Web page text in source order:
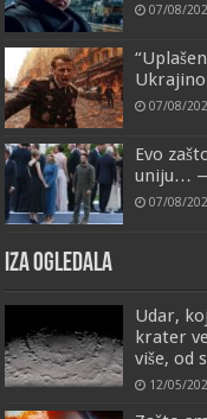
07/08/
07/08/
Evo
uniju…
07/08/
IZA OGLEDALA
Udar,
krater
više, od
12/05/